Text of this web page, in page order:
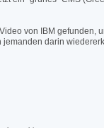
von IBM gefunden,
darin